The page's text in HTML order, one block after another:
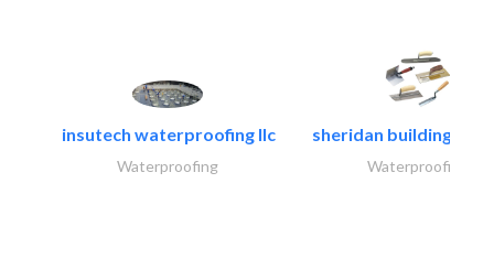
insutech waterproofing llc
Waterproofing
sheridan building
Waterproofing